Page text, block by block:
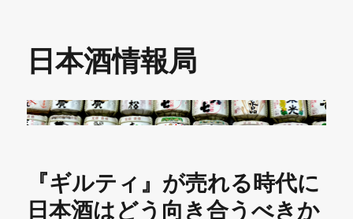
日本酒情報局
『ギルティ』が売れる時代に
日本酒はどう向き合うべきか